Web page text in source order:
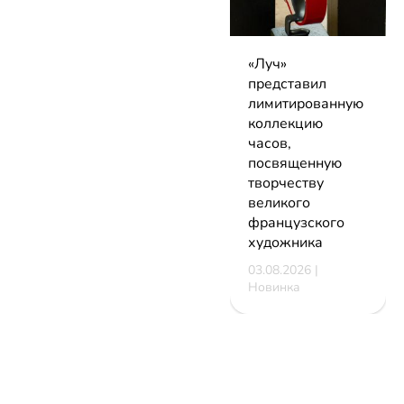
«Луч»
представил
лимитированную
коллекцию
часов,
посвященную
творчеству
великого
французского
художника
03.08.2026 |
Новинка